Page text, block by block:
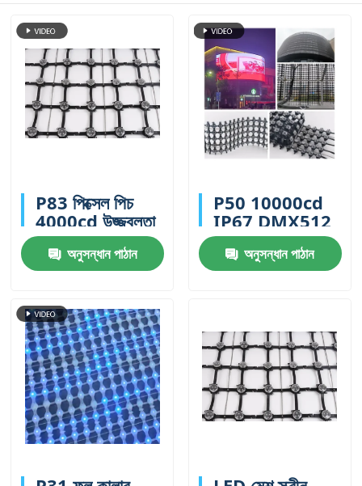
P83 পিক্সেল পিচ
4000cd উজ্জ্বলতা
আইপি 67 বহিরঙ্গন
বিজ্ঞাপনের জন্য
জলরোধী এলইডি জাল
অনুসন্ধান পাঠান
P50 10000cd
IP67 DMX512
RGB LED মেশ
স্ক্রীন H2506
Pixels DC 12V
অনুসন্ধান পাঠান